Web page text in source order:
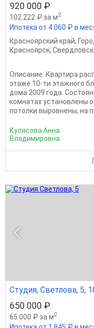
920 000 ₽
102 222 ₽ за м2
Ипотека от 4 060 ₽ в
Красноярский край,
Красноярск,
Описание: Квартира
этаже 10-ти этажного
дома 2009 года.
комнатах установлены
потолки выровнены, на
Кулясова Анна
Владимировна
Студия, Светлова, 5,
650 000 ₽
65 000 ₽ за м2